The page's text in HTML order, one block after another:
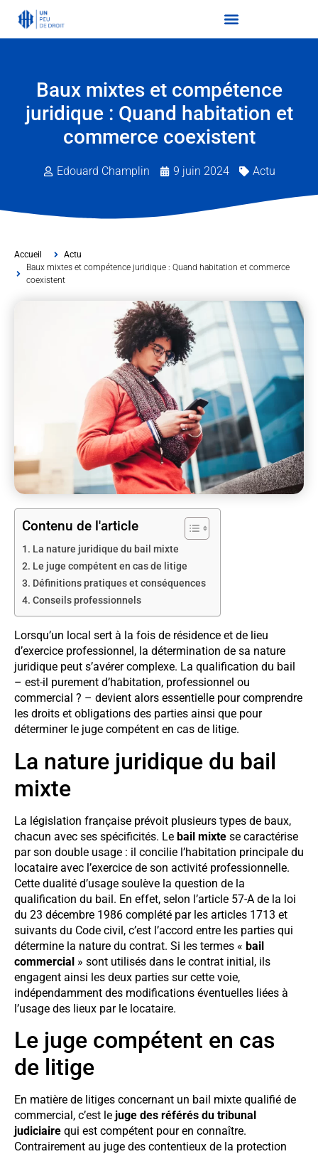
Baux mixtes et compétence
juridique : Quand habitation et
commerce coexistent
Edouard Champlin 9 juin 2024 Actu
Accueil
Actu
Baux mixtes et compétence juridique : Quand habitation et commerce
coexistent
Contenu de l'article
La nature juridique du bail mixte
Le juge compétent en cas de litige
Définitions pratiques et conséquences
Conseils professionnels
Lorsqu’un local sert à la fois de résidence et de lieu
d’exercice professionnel, la détermination de sa nature
juridique peut s’avérer complexe. La qualification du bail
– est-il purement d’habitation, professionnel ou
commercial ? – devient alors essentielle pour comprendre
les droits et obligations des parties ainsi que pour
déterminer le juge compétent en cas de litige.
La nature juridique du bail
mixte
La législation française prévoit plusieurs types de baux,
chacun avec ses spécificités. Le bail mixte se caractérise
par son double usage : il concilie l’habitation principale du
locataire avec l’exercice de son activité professionnelle.
Cette dualité d’usage soulève la question de la
qualification du bail. En effet, selon l’article 57-A de la loi
du 23 décembre 1986 complété par les articles 1713 et
suivants du Code civil, c’est l’accord entre les parties qui
détermine la nature du contrat. Si les termes « bail
commercial » sont utilisés dans le contrat initial, ils
engagent ainsi les deux parties sur cette voie,
indépendamment des modifications éventuelles liées à
l’usage des lieux par le locataire.
Le juge compétent en cas
de litige
En matière de litiges concernant un bail mixte qualifié de
commercial, c’est le juge des référés du tribunal
judiciaire qui est compétent pour en connaître.
Contrairement au juge des contentieux de la protection